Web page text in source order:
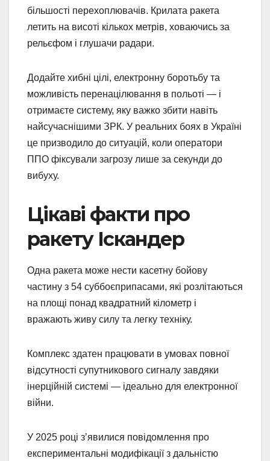
більшості перехоплювачів. Крилата ракета
летить на висоті кількох метрів, ховаючись за
рельєфом і глушачи радари.
Додайте хибні цілі, електронну боротьбу та
можливість перенацілювання в польоті — і
отримаєте систему, яку важко збити навіть
найсучаснішими ЗРК. У реальних боях в Україні
це призводило до ситуацій, коли оператори
ППО фіксували загрозу лише за секунди до
вибуху.
Цікаві факти про
ракету Іскандер
Одна ракета може нести касетну бойову
частину з 54 суббоєприпасами, які розлітаються
на площі понад квадратний кілометр і
вражають живу силу та легку техніку.
Комплекс здатен працювати в умовах повної
відсутності супутникового сигналу завдяки
інерційній системі — ідеально для електронної
війни.
У 2025 році з’явилися повідомлення про
експериментальні модифікації з дальністю